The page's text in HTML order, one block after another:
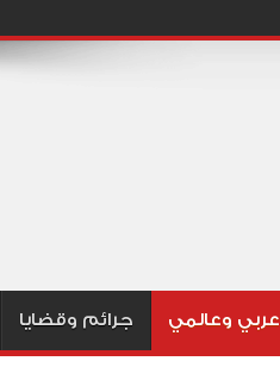
عربي وعالمي جرائم وقضايا